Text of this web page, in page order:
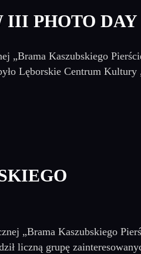
III PHOTO DAY
„Brama Kaszubskiego
Lęborskie Centrum
„Brama Kaszubskiego
liczną grupę